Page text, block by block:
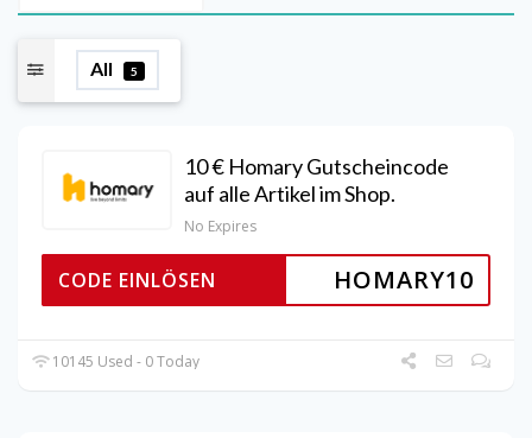
All 5
10 € Homary Gutscheincode
auf alle Artikel im Shop.
No Expires
HOMARY10
CODE EINLÖSEN
10145 Used - 0 Today